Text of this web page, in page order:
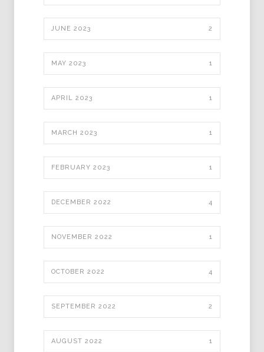
JUNE 2023 2
MAY 2023 1
APRIL 2023 1
MARCH 2023 1
FEBRUARY 2023 1
DECEMBER 2022 4
NOVEMBER 2022 1
OCTOBER 2022 4
SEPTEMBER 2022 2
AUGUST 2022 1